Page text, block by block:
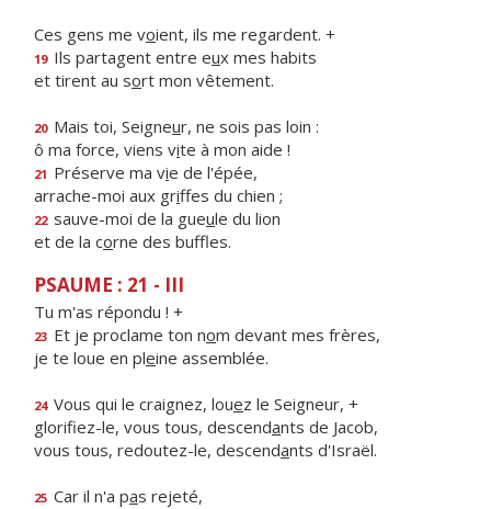
Ces gens me voient, ils me regardent. +
19 Ils partagent entre eux mes habits
et tirent au sort mon vêtement.
20 Mais toi, Seigneur, ne sois pas loin :
ô ma force, viens vite à mon aide !
21 Préserve ma vie de l'épée,
arrache-moi aux griffes du chien ;
22 sauve-moi de la gueule du lion
et de la corne des buffles.
PSAUME : 21 - III
Tu m'as répondu ! +
23 Et je proclame ton nom devant mes frères,
je te loue en pleine assemblée.
24 Vous qui le craignez, louez le Seigneur, +
glorifiez-le, vous tous, descendants de Jacob,
vous tous, redoutez-le, descendants d'Israël.
25 Car il n'a pas rejeté,